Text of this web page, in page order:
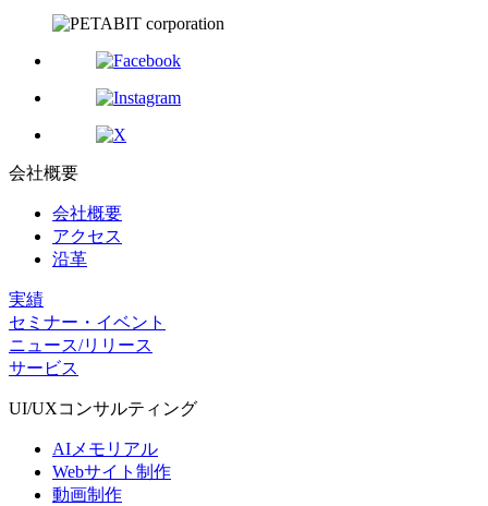
会社概要
会社概要
アクセス
沿革
実績
セミナー・イベント
ニュース/リリース
サービス
UI/UXコンサルティング
AIメモリアル
Webサイト制作
動画制作